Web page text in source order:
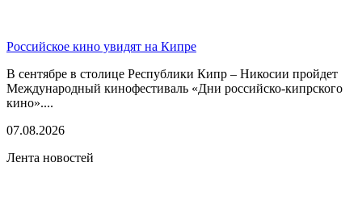
Российское кино увидят на Кипре
В сентябре в столице Республики Кипр – Никосии пройдет
Международный кинофестиваль «Дни российско-кипрского
кино»....
07.08.2026
Лента новостей